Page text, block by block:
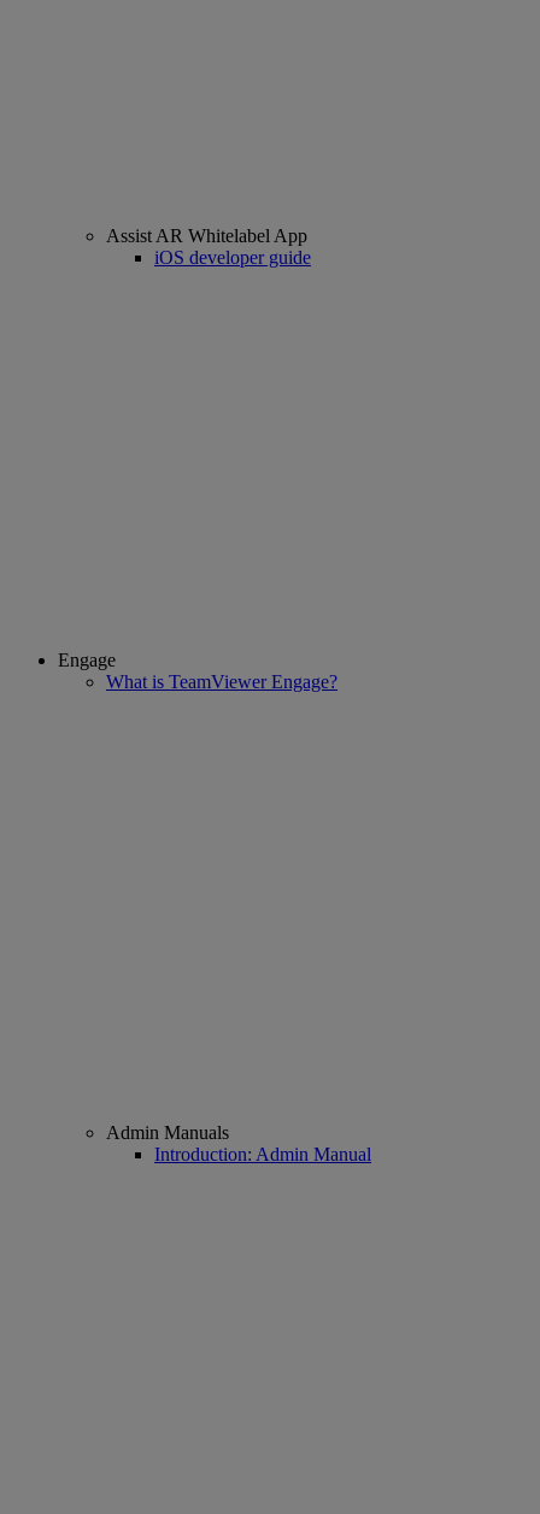
Assist AR Whitelabel App
iOS developer guide
Engage
What is TeamViewer Engage?
Admin Manuals
Introduction: Admin Manual